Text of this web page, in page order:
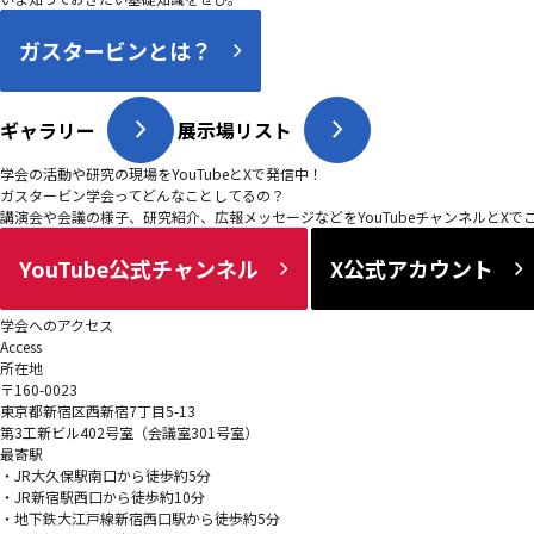
ガスタービンとは？
ギャラリー 展示場リスト
学会の活動や研究の現場をYouTubeとXで発信中！
ガスタービン学会ってどんなことしてるの？
講演会や会議の様子、研究紹介、広報メッセージなどをYouTubeチャンネルとXで
YouTube公式チャンネル X公式アカウント
学会へのアクセス
Access
所在地
〒160-0023
東京都新宿区西新宿7丁目5-13
第3工新ビル402号室（会議室301号室）
最寄駅
・JR大久保駅南口から徒歩約5分
・JR新宿駅西口から徒歩約10分
・地下鉄大江戸線新宿西口駅から徒歩約5分